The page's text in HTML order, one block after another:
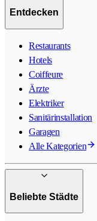
Entdecken
Restaurants
Hotels
Coiffeure
Ärzte
Elektriker
Sanitärinstallation
Garagen
Alle Kategorien
Beliebte Städte